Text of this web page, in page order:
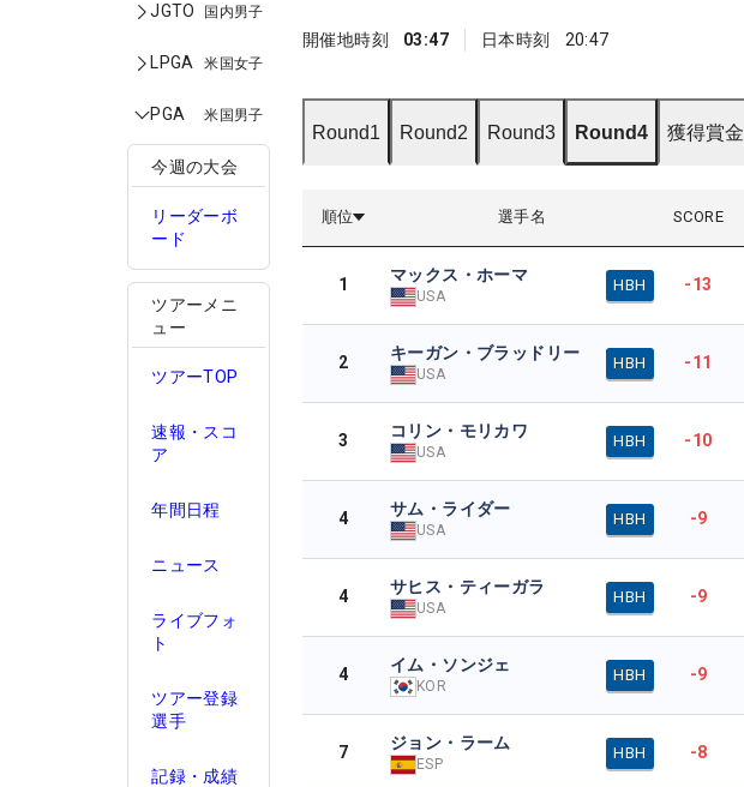
JGTO 国内男子
LPGA 米国女子
PGA 米国男子
今週の大会
リーダーボ
ード
ツアーメニ
ュー
ツアーTOP
速報・スコ
ア
年間日程
ニュース
ライブフォ
ト
ツアー登録
選手
記録・成績
開催地時刻 03:47 日本時刻 20:47
Round1 Round2 Round3 Round4 獲得賞金
順位 選手名 SCORE
1 マックス・ホーマ
USA
HBH -13
2 キーガン・ブラッドリー
USA
HBH -11
3 コリン・モリカワ
USA
HBH -10
4 サム・ライダー
USA
HBH -9
4 サヒス・ティーガラ
USA
HBH -9
4 イム・ソンジェ
KOR
HBH -9
7 ジョン・ラーム
ESP
HBH -8